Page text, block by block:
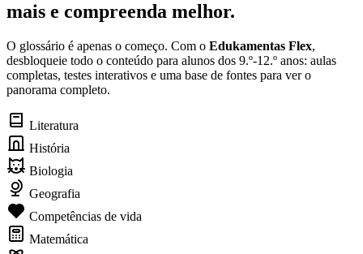
mais e compreenda melhor.
O glossário é apenas o começo. Com o Edukamentas Flex,
desbloqueie todo o conteúdo para alunos dos 9.º-12.º anos: aulas
completas, testes interativos e uma base de fontes para ver o
panorama completo.
Literatura
História
Biologia
Geografia
Competências de vida
Matemática